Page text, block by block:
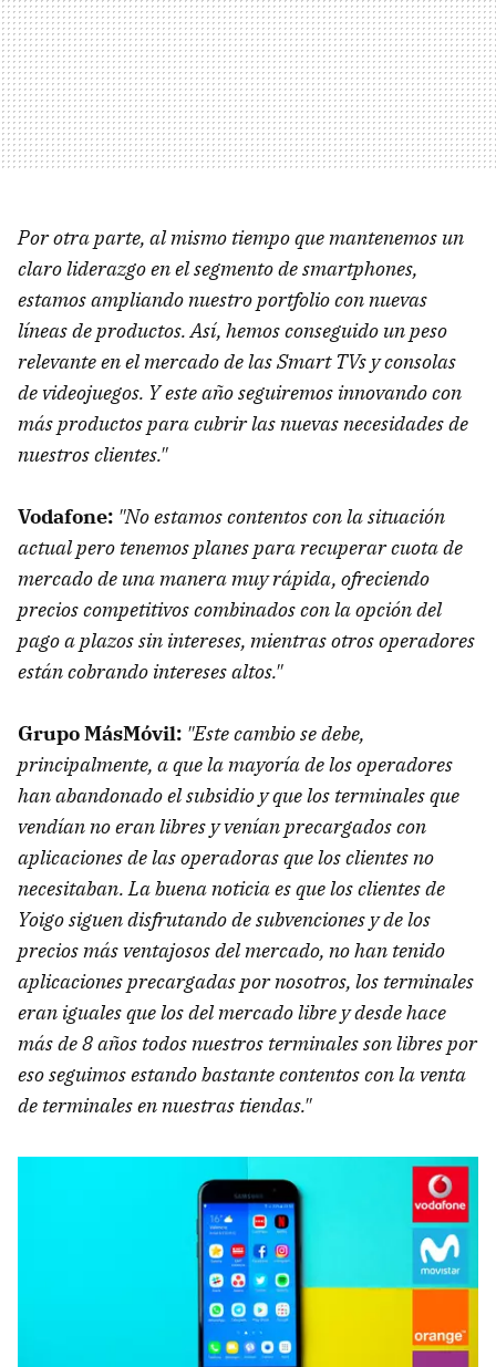
Por otra parte, al mismo tiempo que mantenemos un
claro liderazgo en el segmento de smartphones,
estamos ampliando nuestro portfolio con nuevas
líneas de productos. Así, hemos conseguido un peso
relevante en el mercado de las Smart TVs y consolas
de videojuegos. Y este año seguiremos innovando con
más productos para cubrir las nuevas necesidades de
nuestros clientes."
Vodafone: "No estamos contentos con la situación
actual pero tenemos planes para recuperar cuota de
mercado de una manera muy rápida, ofreciendo
precios competitivos combinados con la opción del
pago a plazos sin intereses, mientras otros operadores
están cobrando intereses altos."
Grupo MásMóvil: "Este cambio se debe,
principalmente, a que la mayoría de los operadores
han abandonado el subsidio y que los terminales que
vendían no eran libres y venían precargados con
aplicaciones de las operadoras que los clientes no
necesitaban. La buena noticia es que los clientes de
Yoigo siguen disfrutando de subvenciones y de los
precios más ventajosos del mercado, no han tenido
aplicaciones precargadas por nosotros, los terminales
eran iguales que los del mercado libre y desde hace
más de 8 años todos nuestros terminales son libres por
eso seguimos estando bastante contentos con la venta
de terminales en nuestras tiendas."